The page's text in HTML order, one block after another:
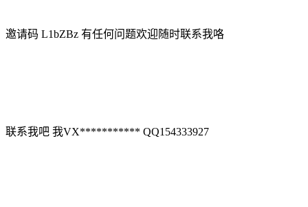
邀请码 L1bZBz 有任何问题欢迎随时联系我咯
联系我吧 我VX*********** QQ154333927